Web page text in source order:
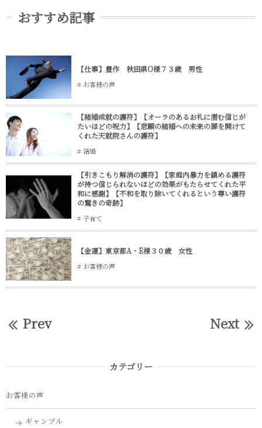
おすすめ記事
【仕事】豊作 秋田県O様７３歳 男性
お客様の声
【結婚成就の護符】【オーラのあるお札に潜む信じが
たいほどの呪力】【悲願の結婚への未来の扉を開けて
くれた天就院さんの護符】
結婚
【引きこもり解消の護符】【家庭内暴力を鎮める護符
が持つ信じられないほどの効果がもたらせてくれた平
和に感謝】【不和を取り除いてくれるという尊い護符
の驚きの奇跡】
子育て
【金運】東京都A・E様３０歳 女性
お客様の声
Prev Next
カテゴリー
お客様の声
ギャンブル